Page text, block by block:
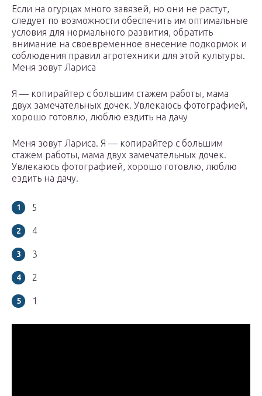
Если на огурцах много завязей, но они не растут,
следует по возможности обеспечить им оптимальные
условия для нормального развития, обратить
внимание на своевременное внесение подкормок и
соблюдения правил агротехники для этой культуры.
Меня зовут Лариса
Я — копирайтер с большим стажем работы, мама
двух замечательных дочек. Увлекаюсь фотографией,
хорошо готовлю, люблю ездить на дачу
Меня зовут Лариса. Я — копирайтер с большим
стажем работы, мама двух замечательных дочек.
Увлекаюсь фотографией, хорошо готовлю, люблю
ездить на дачу.
5
4
3
2
1